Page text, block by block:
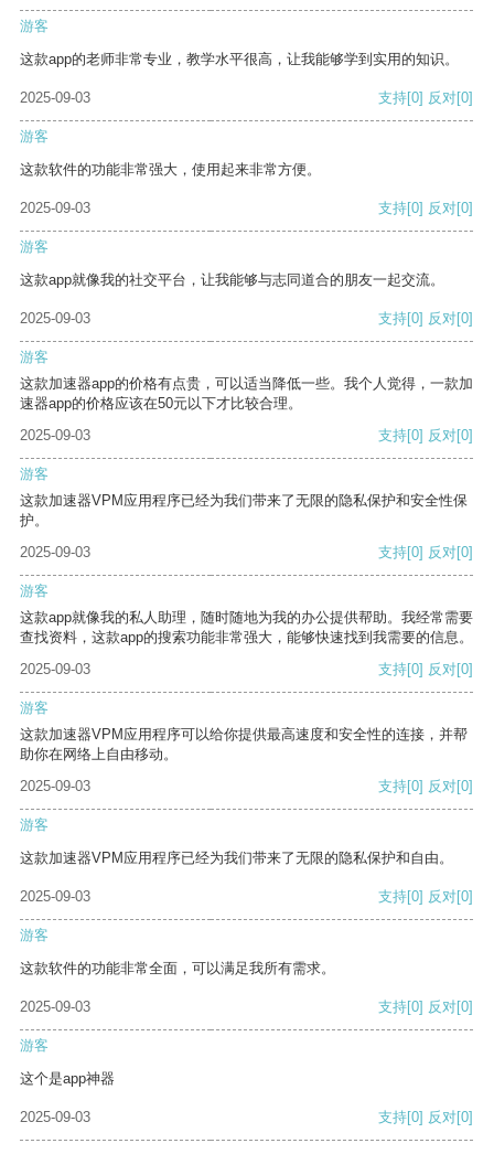
游客
这款app的老师非常专业，教学水平很高，让我能够学到实用的知识。
2025-09-03 支持[0] 反对[0]
游客
这款软件的功能非常强大，使用起来非常方便。
2025-09-03 支持[0] 反对[0]
游客
这款app就像我的社交平台，让我能够与志同道合的朋友一起交流。
2025-09-03 支持[0] 反对[0]
游客
这款加速器app的价格有点贵，可以适当降低一些。我个人觉得，一款加
速器app的价格应该在50元以下才比较合理。
2025-09-03
支持[0] 反对[0]
游客
这款加速器VPM应用程序已经为我们带来了无限的隐私保护和安全性保
护。
2025-09-03
支持[0] 反对[0]
游客
这款app就像我的私人助理，随时随地为我的办公提供帮助。我经常需要
查找资料，这款app的搜索功能非常强大，能够快速找到我需要的信息。
2025-09-03
支持[0] 反对[0]
游客
这款加速器VPM应用程序可以给你提供最高速度和安全性的连接，并帮
助你在网络上自由移动。
2025-09-03
支持[0] 反对[0]
游客
这款加速器VPM应用程序已经为我们带来了无限的隐私保护和自由。
2025-09-03 支持[0] 反对[0]
游客
这款软件的功能非常全面，可以满足我所有需求。
2025-09-03 支持[0] 反对[0]
游客
这个是app神器
2025-09-03 支持[0] 反对[0]